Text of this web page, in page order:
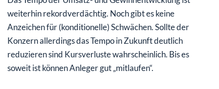
weiterhin rekordverdächtig. Noch gibt es keine
Anzeichen für (konditionelle) Schwächen. Sollte der
Konzern allerdings das Tempo in Zukunft deutlich
reduzieren sind Kursverluste wahrscheinlich. Bis es
soweit ist können Anleger gut „mitlaufen“.